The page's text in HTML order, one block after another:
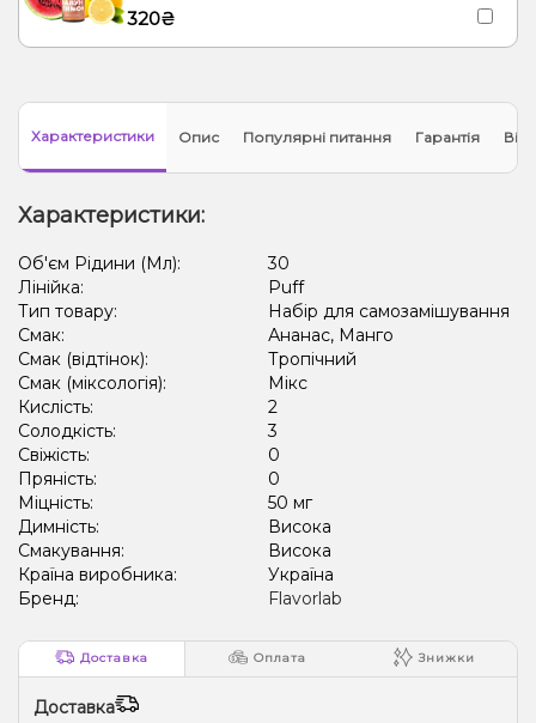
320₴
Характеристики Опис Популярні питання Гарантія
Характеристики:
Об'єм Рідини (Мл):
30
Лінійка:
Puff
Тип товару:
Набір для самозамішування
Смак:
Ананас, Манго
Смак (відтінок):
Тропічний
Смак (міксологія):
Мікс
Кислість:
2
Солодкість:
3
Свіжість:
0
Пряність:
0
Міцність:
50 мг
Димність:
Висока
Смакування:
Висока
Країна виробника:
Україна
Бренд:
Flavorlab
Доставка Оплата Знижки
Доставка